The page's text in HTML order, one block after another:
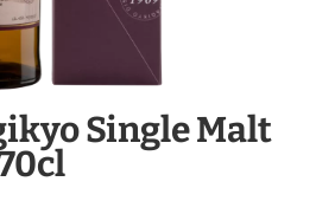
Single Malt